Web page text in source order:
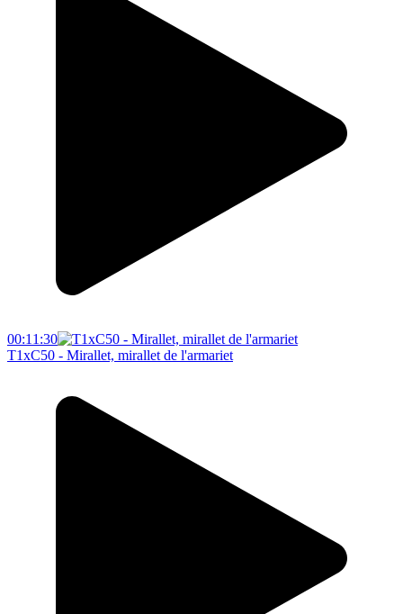
00:11:30
T1xC50 - Mirallet, mirallet de l'armariet